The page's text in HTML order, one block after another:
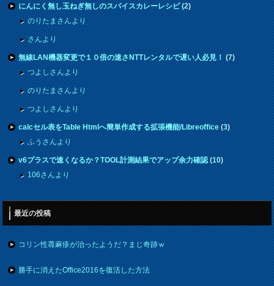
にんにく無し玉ねぎ無しのスパイスカレーレシピ(2)
のりたまさんより
さんより
無線LAN機器変更で１０倍の速さNTTレンタルで遅い人必見！(7)
つよしさんより
のりたまさんより
つよしさんより
calcセル表をTable Htmlへ簡単作成する拡張機能/Libreoffice(3)
ふうさんより
v6プラスで速くなるか？TOOL計測結果でアップ余力確認(10)
106さんより
最近の投稿
コリン性蕁麻疹が治ったようだ？まじ奇跡ｗ
勝手に消えたOffice2016を復活した方法